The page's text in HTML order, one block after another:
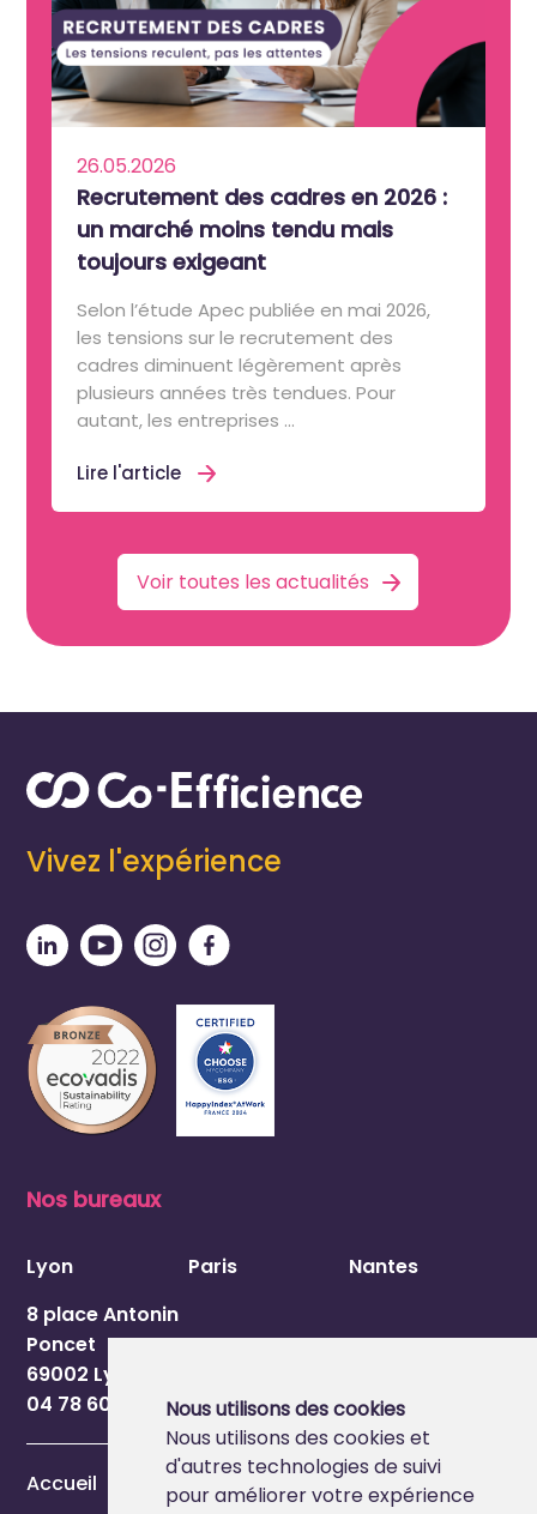
Nous utilisons des cookies
Nous utilisons des cookies et
d'autres technologies de suivi
pour améliorer votre expérience
26.05.2026
Recrutement des cadres en 2026 :
un marché moins tendu mais
toujours exigeant
Selon l’étude Apec publiée en mai 2026,
les tensions sur le recrutement des
cadres diminuent légèrement après
plusieurs années très tendues. Pour
autant, les entreprises ...
Lire l'article
Voir toutes les actualités
Vivez l'expérience
Nos bureaux
Lyon
8 place Antonin
Poncet
69002 Lyon
04 78 60 54 84
Paris Nantes
Accueil